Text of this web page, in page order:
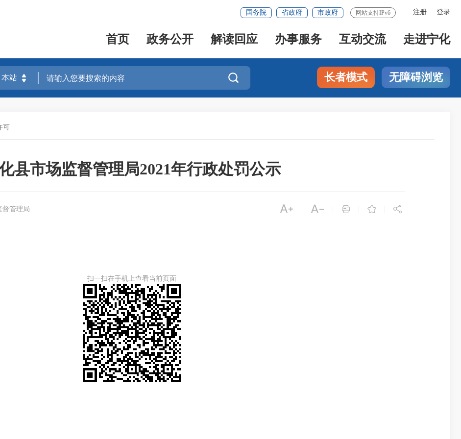
注册 登录
国务院 省政府 市政府 网站支持IPv6
首页 政务公开 解读回应 办事服务 互动交流 走进宁化
 长者模式 无障碍浏览
可
县市场监督管理局2021年行政处罚公示
督管理局     
扫一扫在手机上查看当前页面